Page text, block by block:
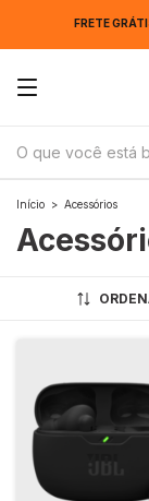
FRETE
Início > Acessórios